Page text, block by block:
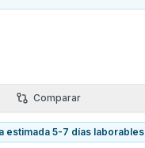
Comparar
estimada 5-7 días laborables